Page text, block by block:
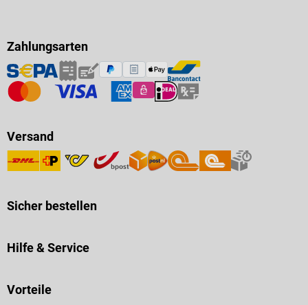
Zahlungsarten
Versand
Sicher bestellen
Hilfe & Service
Vorteile